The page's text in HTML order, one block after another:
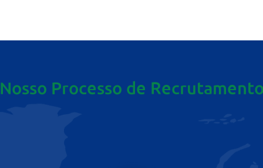
Nosso Processo de